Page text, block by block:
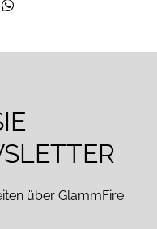
über GlammFire